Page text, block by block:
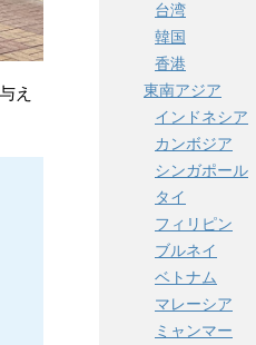
え
台湾
韓国
香港
東南アジア
インドネシア
カンボジア
シンガポール
タイ
フィリピン
ブルネイ
ベトナム
マレーシア
ミャンマー